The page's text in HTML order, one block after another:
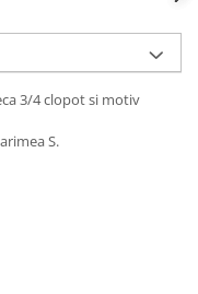
3/4 clopot si motiv
S.